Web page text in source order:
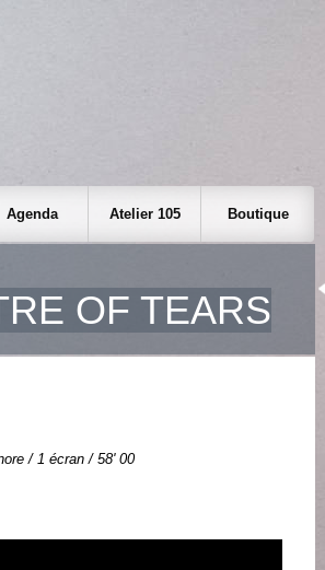
Agenda Atelier 105 Boutique
OF TEARS
/ 1 écran / 58' 00